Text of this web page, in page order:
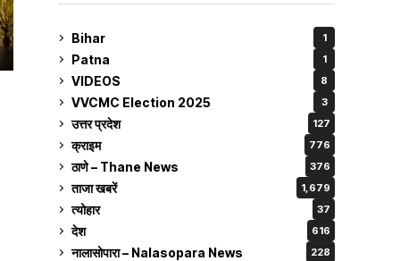
Bihar 1
Patna 1
VIDEOS 8
VVCMC Election 2025 3
उत्तर प्रदेश 127
क्राइम 776
ठाणे – Thane News 376
ताजा खबरें 1,679
त्योहार 37
देश 616
नालासोपारा – Nalasopara News 228